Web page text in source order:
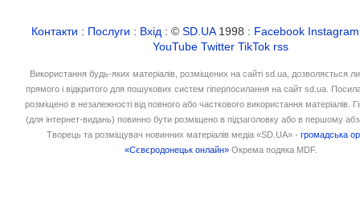
Контакти : Послуги : Вхід : ©SD.UA1998 : Facebook Instagram
YouTube Twitter TikTok rss
Використання будь-яких матеріалів, розміщених на сайті sd.ua, дозволяється
прямого і відкритого для пошукових систем гіперпосилання на сайт sd.ua.
розміщено в незалежності від повного або часткового використання матеріалів.
(для інтернет-видань) повинно бути розміщено в підзаголовку або в першому
Творець та розміщувач новинних матеріалів медіа «SD.UA» -громадська
«Сєвєродонецьк онлайн» Окрема подяка MDF.